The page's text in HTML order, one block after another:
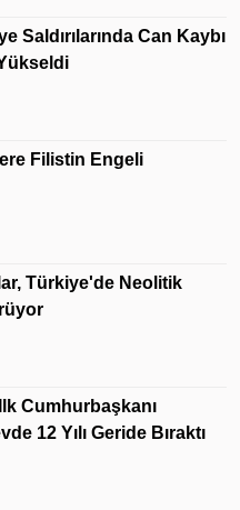
Saldırılarında Can Kaybı
Filistin Engeli
Türkiye'de Neolitik
Cumhurbaşkanı
12 Yılı Geride Bıraktı